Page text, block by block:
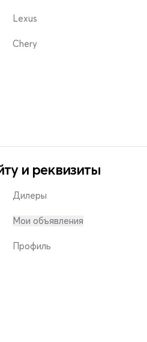
Lexus
Chery
и реквизиты
Дилеры
Мои объявления
Профиль